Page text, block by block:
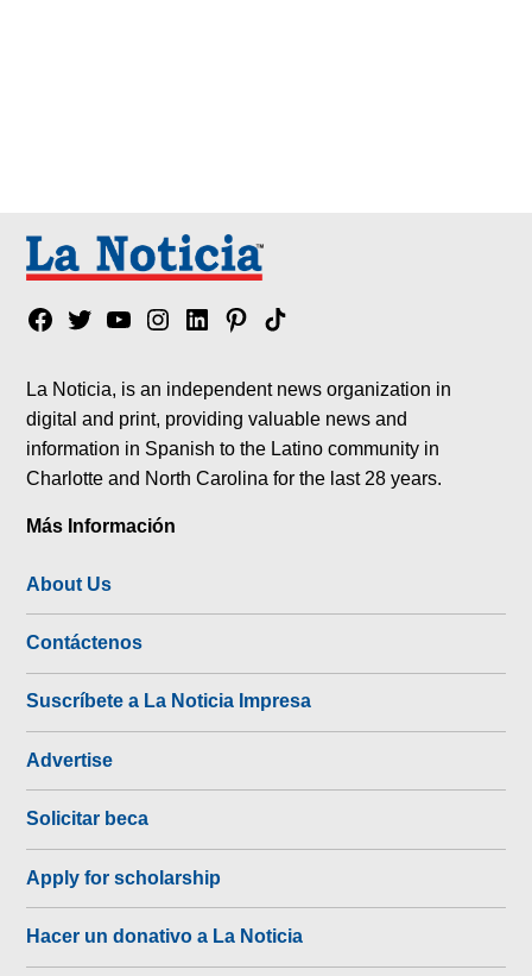
Facebook
TwitterYouTubeInstagram
LinkedinPinterest
Tik
La Noticia, is an independent news organization in
digital and print, providing valuable news and
information in Spanish to the Latino community in
Charlotte and North Carolina for the last 28 years.
Más Información
About Us
Contáctenos
Suscríbete a La Noticia Impresa
Advertise
Solicitar beca
Apply for scholarship
Hacer un donativo a La Noticia